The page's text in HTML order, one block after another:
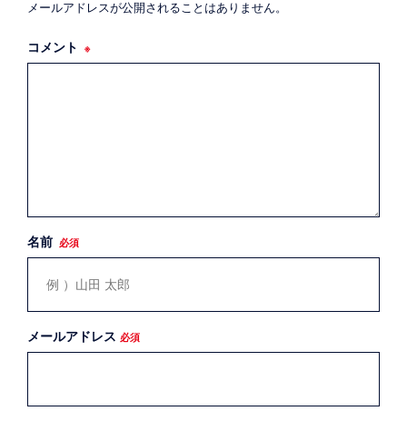
メールアドレスが公開されることはありません。
コメント ※
名前 必須
メールアドレス 必須